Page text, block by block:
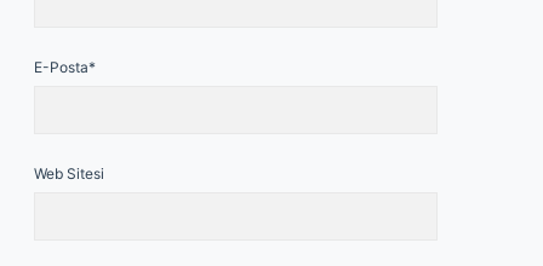
E-Posta*
Web Sitesi